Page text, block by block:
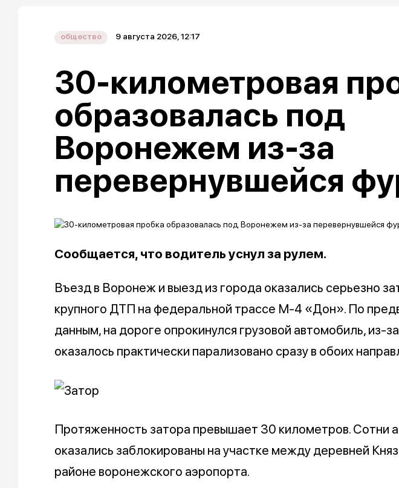
общество 9 августа 2026, 12:17
30-километровая
образовалась под
Воронежем из-за
перевернувшейся
Сообщается, что водитель уснул за рулем.
Въезд в Воронеж и выезд из города оказались серьезно
крупного ДТП на федеральной трассе М-4 «Дон». По
данным, на дороге опрокинулся грузовой автомобиль, из-
оказалось практически парализовано сразу в обоих
Протяженность затора превышает 30 километров. Сотни
оказались заблокированы на участке между деревней
районе воронежского аэропорта.